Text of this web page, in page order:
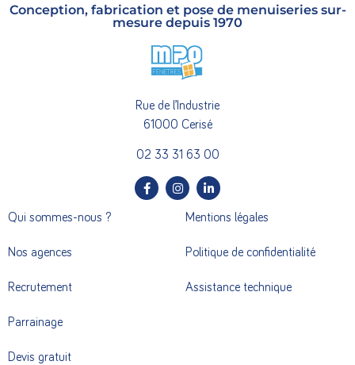
Conception, fabrication et pose de menuiseries sur-
mesure depuis 1970
Rue de l’Industrie
61000 Cerisé
02 33 31 63 00
Qui sommes-nous ?
Nos agences
Recrutement
Parrainage
Devis gratuit
Mentions légales
Politique de confidentialité
Assistance technique